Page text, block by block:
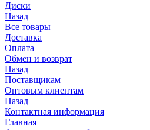
Диски
Назад
Все товары
Доставка
Оплата
Обмен и возврат
Назад
Поставщикам
Оптовым клиентам
Назад
Контактная информация
Главная